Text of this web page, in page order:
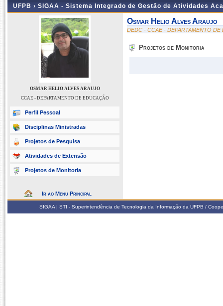
UFPB › SIGAA - Sistema Integrado de Gestão de Atividades
OSMAR HELIO ALVES ARAUJO
CCAE - DEPARTAMENTO DE EDUCAÇÃO
Perfil Pessoal
Disciplinas Ministradas
Projetos de Pesquisa
Atividades de Extensão
Projetos de Monitoria
Ir ao Menu Principal
Osmar Helio Alves Araujo
DEDC - CCAE - DEPARTAMENTO DE
Projetos de Monitoria
SIGAA | STI - Superintendência de Tecnologia da Informação da UFPB /